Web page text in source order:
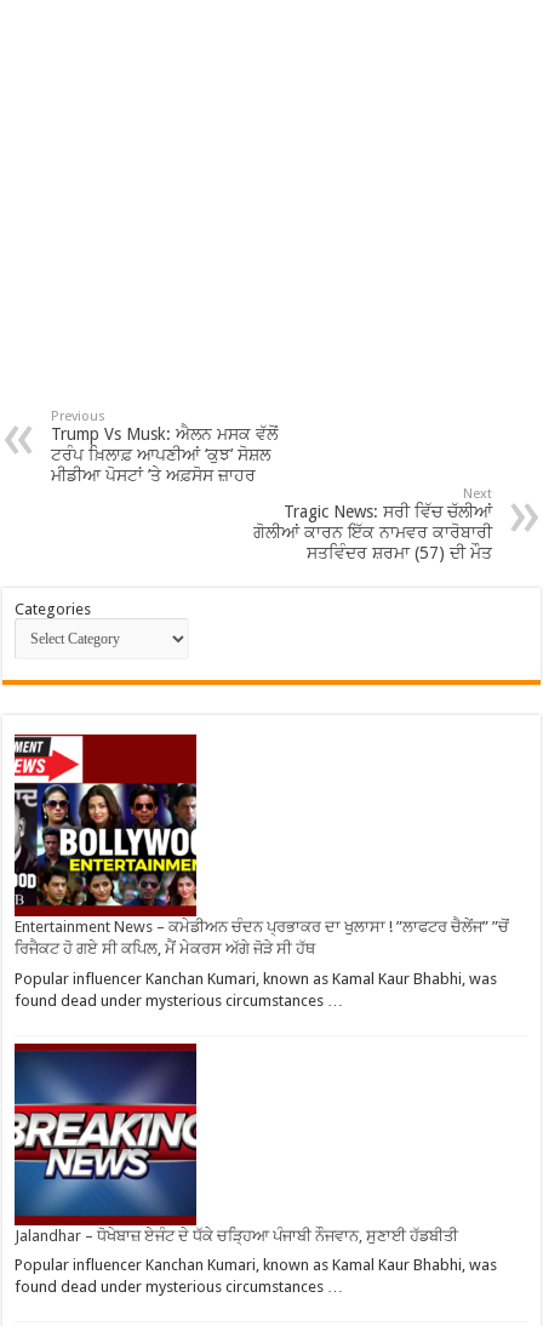
Previous
Trump Vs Musk: ਐਲਨ ਮਸਕ ਵੱਲੋਂ
ਟਰੰਪ ਖ਼ਿਲਾਫ਼ ਆਪਣੀਆਂ ‘ਕੁਝ’ ਸੋਸ਼ਲ
ਮੀਡੀਆ ਪੋਸਟਾਂ ’ਤੇ ਅਫ਼ਸੋਸ ਜ਼ਾਹਰ
Next
Tragic News: ਸਰੀ ਵਿੱਚ ਚੱਲੀਆਂ
ਗੋਲੀਆਂ ਕਾਰਨ ਇੱਕ ਨਾਮਵਰ ਕਾਰੋਬਾਰੀ
ਸਤਵਿੰਦਰ ਸ਼ਰਮਾ (57) ਦੀ ਮੌਤ
Categories
Entertainment News – ਕਮੇਡੀਅਨ ਚੰਦਨ ਪ੍ਰਭਾਕਰ ਦਾ ਖੁਲਾਸਾ ! ”ਲਾਫਟਰ ਚੈਲੇਂਜ” ”ਚੋਂ
ਰਿਜੈਕਟ ਹੋ ਗਏ ਸੀ ਕਪਿਲ, ਮੈਂ ਮੇਕਰਸ ਅੱਗੇ ਜੋੜੇ ਸੀ ਹੱਥ
Popular influencer Kanchan Kumari, known as Kamal Kaur Bhabhi, was
found dead under mysterious circumstances …
Jalandhar – ਧੋਖੇਬਾਜ਼ ਏਜੰਟ ਦੇ ਧੱਕੇ ਚੜ੍ਹਿਆ ਪੰਜਾਬੀ ਨੌਜਵਾਨ, ਸੁਣਾਈ ਹੱਡਬੀਤੀ
Popular influencer Kanchan Kumari, known as Kamal Kaur Bhabhi, was
found dead under mysterious circumstances …